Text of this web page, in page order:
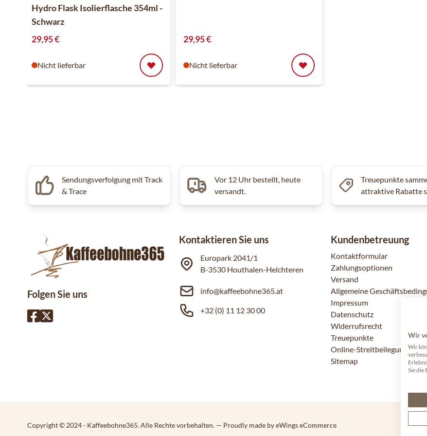
Hydro Flask Isolierflasche 354ml -
Schwarz
29,95 €
Nicht lieferbar
29,95 €
Nicht lieferbar
Sendungsverfolgung mit Track
& Trace
Vor 12 Uhr bestellt, heute
versandt.
Treuepunkte
attraktive Rabatte
Folgen Sie uns
Kontaktieren Sie uns
Europark 2041/1
B-3530 Houthalen-Helchteren
info@kaffeebohne365.at
+32 (0) 11 12 30 00
Kundenbetreuung
Kontaktformular
Zahlungsoptionen
Versand
Allgemeine
Impressum
Datenschutz
Widerrufsrecht
Treuepunkte
Online-Streitbeilegung
Sitemap
Copyright © 2024 - Kaffeebohne365. Alle Rechte vorbehalten. — Proudly made by eWings eCommerce
Wir
Wir
Sie die